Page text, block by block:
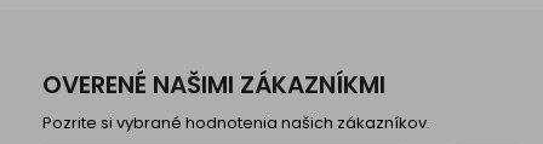
OVERENÉ NAŠIMI ZÁKAZNÍKMI
Pozrite si vybrané hodnotenia našich zákazníkov.